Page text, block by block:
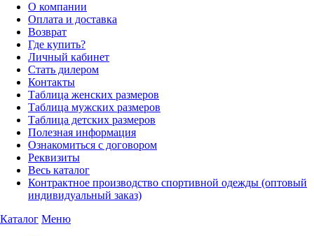
О компании
Оплата и доставка
Возврат
Где купить?
Личный кабинет
Стать дилером
Контакты
Таблица женских размеров
Таблица мужских размеров
Таблица детских размеров
Полезная информация
Ознакомиться с договором
Реквизиты
Весь каталог
Контрактное производство спортивной одежды (оптовый
индивидуальный заказ)
Каталог Меню